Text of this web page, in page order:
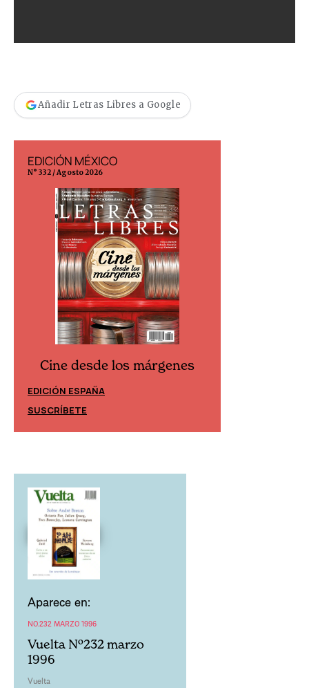
Añadir Letras Libres a Google
EDICIÓN MÉXICO
N° 332 / Agosto 2026
Cine desde los márgenes
EDICIÓN ESPAÑA
SUSCRÍBETE
Aparece en:
NO.232 MARZO 1996
Vuelta Nº232 marzo
1996
Vuelta